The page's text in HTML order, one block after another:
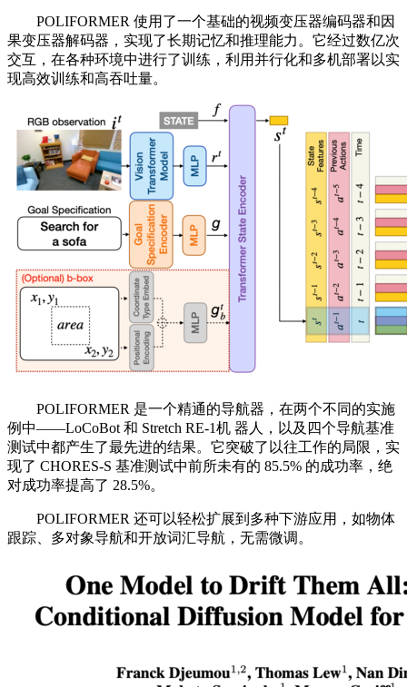
POLIFORMER 使用了一个基础的视频变压器编码器和因
果变压器解码器，实现了长期记忆和推理能力。它经过数亿次
交互，在各种环境中进行了训练，利用并行化和多机部署以实
现高效训练和高吞吐量。
POLIFORMER 是一个精通的导航器，在两个不同的实施
例中——LoCoBot 和 Stretch RE-1机 器人，以及四个导航基准
测试中都产生了最先进的结果。它突破了以往工作的局限，实
现了 CHORES-S 基准测试中前所未有的 85.5% 的成功率，绝
对成功率提高了 28.5%。
POLIFORMER 还可以轻松扩展到多种下游应用，如物体
跟踪、多对象导航和开放词汇导航，无需微调。